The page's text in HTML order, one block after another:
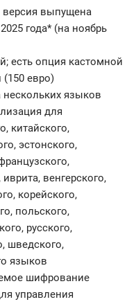
версия выпущена
года* (на ноябрь
есть опция кастомной
(150 евро)
языков
для
китайского,
эстонского,
венгерского,
корейского,
польского,
русского,
шведского,
языков
шифрование
управления